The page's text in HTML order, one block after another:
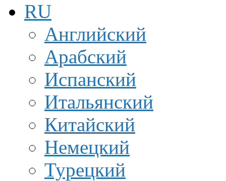
RU
Английский
Арабский
Испанский
Итальянский
Китайский
Немецкий
Турецкий